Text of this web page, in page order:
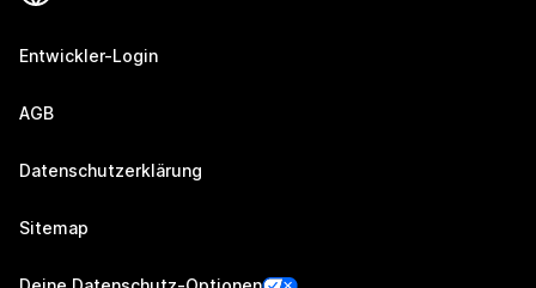
Entwickler-Login
AGB
Datenschutzerklärung
Sitemap